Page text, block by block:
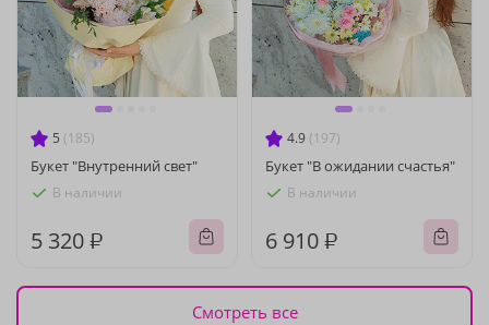
5 (185)
Букет "Внутренний свет"
В наличии
5 320 ₽
4.9 (197)
Букет "В ожидании счастья"
В наличии
6 910 ₽
Смотреть все